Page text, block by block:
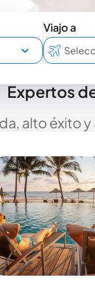
Viajo a
Expertos
alto éxito